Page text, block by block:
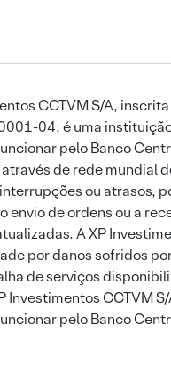
CCTVM S/A, inscrita
04, é uma
pelo Banco
de rede mundial
ou atrasos,
envio de ordens ou a
A XP
por danos sofridos
de serviços
Investimentos CCTVM
pelo Banco